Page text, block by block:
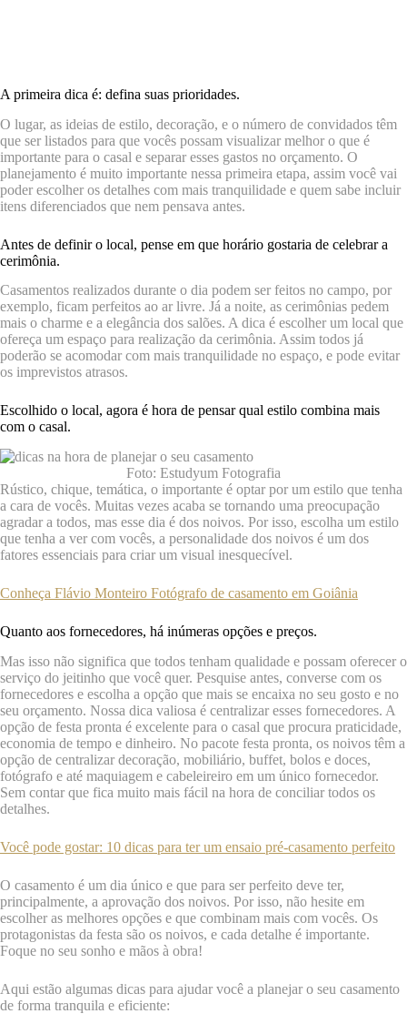
A primeira dica é: defina suas prioridades.
O lugar, as ideias de estilo, decoração, e o número de convidados têm
que ser listados para que vocês possam visualizar melhor o que é
importante para o casal e separar esses gastos no orçamento. O
planejamento é muito importante nessa primeira etapa, assim você vai
poder escolher os detalhes com mais tranquilidade e quem sabe incluir
itens diferenciados que nem pensava antes.
Antes de definir o local, pense em que horário gostaria de celebrar a
cerimônia.
Casamentos realizados durante o dia podem ser feitos no campo, por
exemplo, ficam perfeitos ao ar livre. Já a noite, as cerimônias pedem
mais o charme e a elegância dos salões. A dica é escolher um local que
ofereça um espaço para realização da cerimônia. Assim todos já
poderão se acomodar com mais tranquilidade no espaço, e pode evitar
os imprevistos atrasos.
Escolhido o local, agora é hora de pensar qual estilo combina mais
com o casal.
Foto: Estudyum Fotografia
Rústico, chique, temática, o importante é optar por um estilo que tenha
a cara de vocês. Muitas vezes acaba se tornando uma preocupação
agradar a todos, mas esse dia é dos noivos. Por isso, escolha um estilo
que tenha a ver com vocês, a personalidade dos noivos é um dos
fatores essenciais para criar um visual inesquecível.
Conheça Flávio Monteiro Fotógrafo de casamento em Goiânia
Quanto aos fornecedores, há inúmeras opções e preços.
Mas isso não significa que todos tenham qualidade e possam oferecer o
serviço do jeitinho que você quer. Pesquise antes, converse com os
fornecedores e escolha a opção que mais se encaixa no seu gosto e no
seu orçamento. Nossa dica valiosa é centralizar esses fornecedores. A
opção de festa pronta é excelente para o casal que procura praticidade,
economia de tempo e dinheiro. No pacote festa pronta, os noivos têm a
opção de centralizar decoração, mobiliário, buffet, bolos e doces,
fotógrafo e até maquiagem e cabeleireiro em um único fornecedor.
Sem contar que fica muito mais fácil na hora de conciliar todos os
detalhes.
Você pode gostar: 10 dicas para ter um ensaio pré-casamento perfeito
O casamento é um dia único e que para ser perfeito deve ter,
principalmente, a aprovação dos noivos. Por isso, não hesite em
escolher as melhores opções e que combinam mais com vocês. Os
protagonistas da festa são os noivos, e cada detalhe é importante.
Foque no seu sonho e mãos à obra!
Aqui estão algumas dicas para ajudar você a planejar o seu casamento
de forma tranquila e eficiente: